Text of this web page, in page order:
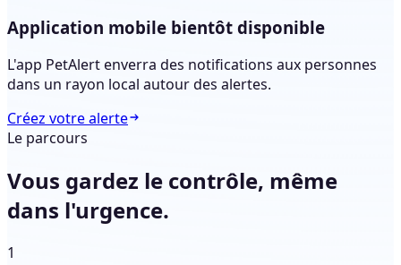
Application mobile bientôt disponible
L'app PetAlert enverra des notifications aux personnes
dans un rayon local autour des alertes.
Créez votre alerte
Le parcours
Vous gardez le contrôle, même
dans l'urgence.
1